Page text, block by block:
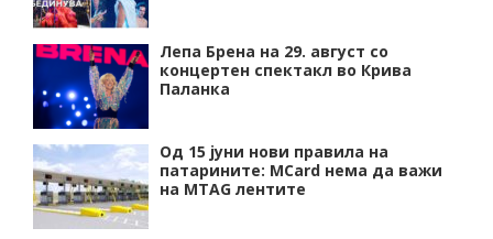
Лепа Брена на 29. август со
концертен спектакл во Крива
Паланка
Од 15 јуни нови правила на
патарините: MCard нема да важи
на MTAG лентите